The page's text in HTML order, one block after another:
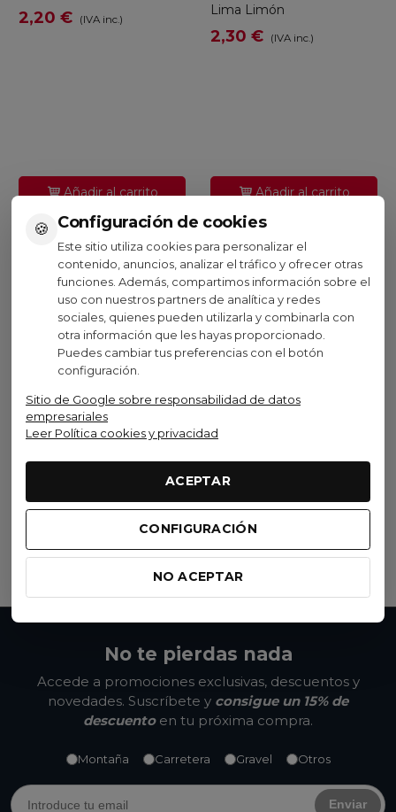
🍪 Configuración de cookies
Este sitio utiliza cookies para personalizar el
contenido, anuncios, analizar el tráfico y ofrecer otras
funciones. Además, compartimos información sobre el
uso con nuestros partners de analítica y redes
sociales, quienes pueden utilizarla y combinarla con
otra información que les hayas proporcionado.
Puedes cambiar tus preferencias con el botón
configuración.
Sitio de Google sobre responsabilidad de datos
empresariales
Leer Política cookies y privacidad
ACEPTAR
CONFIGURACIÓN
NO ACEPTAR
2,20 € (IVA inc.)
Añadir al carrito
Lima Limón
2,30 € (IVA inc.)
Añadir al carrito
Visto recientemente
Descuentos por cantidad
Nutrinovex
Barrita Nutrinovex
Glucobar Lima Limon
(4)
Añadir al carrito
No te pierdas nada
Accede a promociones exclusivas, descuentos y
novedades. Suscríbete y consigue un 15% de
descuentoen tu próxima compra.
Montaña Carretera Gravel Otros
Enviar